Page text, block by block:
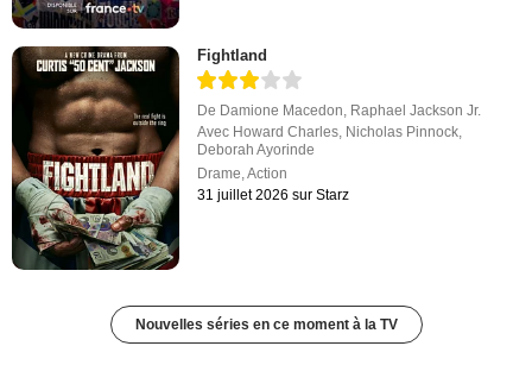
Fightland
De Damione Macedon, Raphael Jackson Jr.
Avec Howard Charles, Nicholas Pinnock,
Deborah Ayorinde
Drame,Action
31 juillet 2026 sur Starz
Nouvelles séries en ce moment à la TV